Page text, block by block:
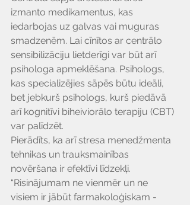
izmanto medikamentus, kas
iedarbojas uz galvas vai muguras
smadzenēm. Lai cīnītos ar centrālo
sensibilizāciju lietderīgi var būt arī
psihologa apmeklēšana. Psihologs,
kas specializējies sāpēs būtu ideāli,
bet jebkurš psihologs, kurš piedāvā
arī kognitīvi biheiviorālo terapiju (CBT)
var palīdzēt.
Pierādīts, ka arī stresa menedžmenta
tehnikas un trauksmainības
novēršana ir efektīvi līdzekļi.
“Risinājumam ne vienmēr un ne
visiem ir jābūt farmakoloģiskam -